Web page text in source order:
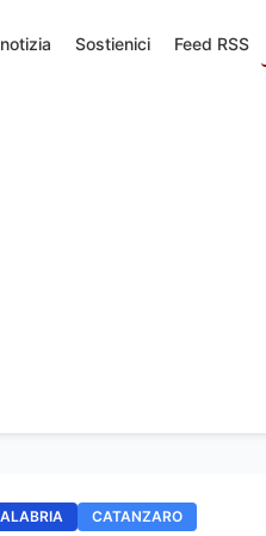
Sostienici Feed RSS
CATANZARO